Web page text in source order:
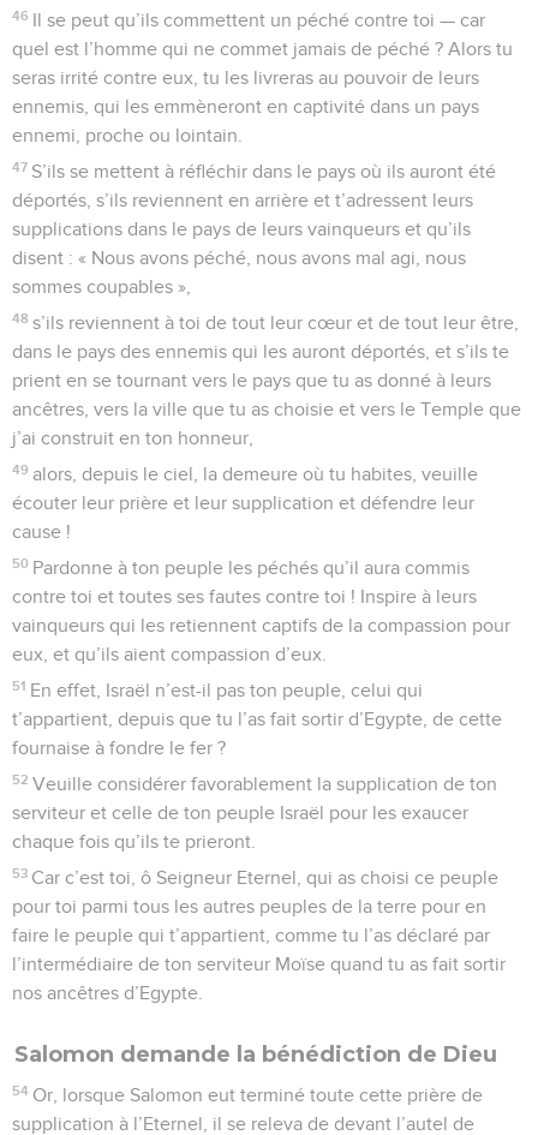
46 Il se peut qu’ils commettent un péché contre toi — car
quel est l’homme qui ne commet jamais de péché ? Alors tu
seras irrité contre eux, tu les livreras au pouvoir de leurs
ennemis, qui les emmèneront en captivité dans un pays
ennemi, proche ou lointain.
47 S’ils se mettent à réfléchir dans le pays où ils auront été
déportés, s’ils reviennent en arrière et t’adressent leurs
supplications dans le pays de leurs vainqueurs et qu’ils
disent : « Nous avons péché, nous avons mal agi, nous
sommes coupables »,
48 s’ils reviennent à toi de tout leur cœur et de tout leur être,
dans le pays des ennemis qui les auront déportés, et s’ils te
prient en se tournant vers le pays que tu as donné à leurs
ancêtres, vers la ville que tu as choisie et vers le Temple que
j’ai construit en ton honneur,
49 alors, depuis le ciel, la demeure où tu habites, veuille
écouter leur prière et leur supplication et défendre leur
cause !
50 Pardonne à ton peuple les péchés qu’il aura commis
contre toi et toutes ses fautes contre toi ! Inspire à leurs
vainqueurs qui les retiennent captifs de la compassion pour
eux, et qu’ils aient compassion d’eux.
51 En effet, Israël n’est-il pas ton peuple, celui qui
t’appartient, depuis que tu l’as fait sortir d’Egypte, de cette
fournaise à fondre le fer ?
52 Veuille considérer favorablement la supplication de ton
serviteur et celle de ton peuple Israël pour les exaucer
chaque fois qu’ils te prieront.
53 Car c’est toi, ô Seigneur Eternel, qui as choisi ce peuple
pour toi parmi tous les autres peuples de la terre pour en
faire le peuple qui t’appartient, comme tu l’as déclaré par
l’intermédiaire de ton serviteur Moïse quand tu as fait sortir
nos ancêtres d’Egypte.
Salomon demande la bénédiction de Dieu
54 Or, lorsque Salomon eut terminé toute cette prière de
supplication à l’Eternel, il se releva de devant l’autel de